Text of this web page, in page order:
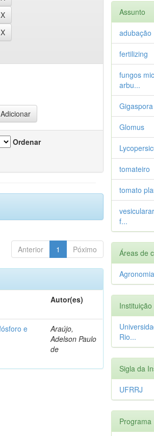
Ordenar
Anterior 1 Póximo
Autor(es)
e
Araújo,
Adelson Paulo
de
Assunto
adubação
fertilizing
fungos
arbu...
Gigaspora
Glomus
tomateiro
tomato
f...
Áreas de
Agronomia
Instituição
Rio...
Sigla da
UFRRJ
Programa